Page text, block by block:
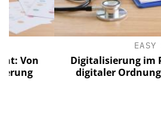
EASY
Digitalisierung im
digitaler Ordnung